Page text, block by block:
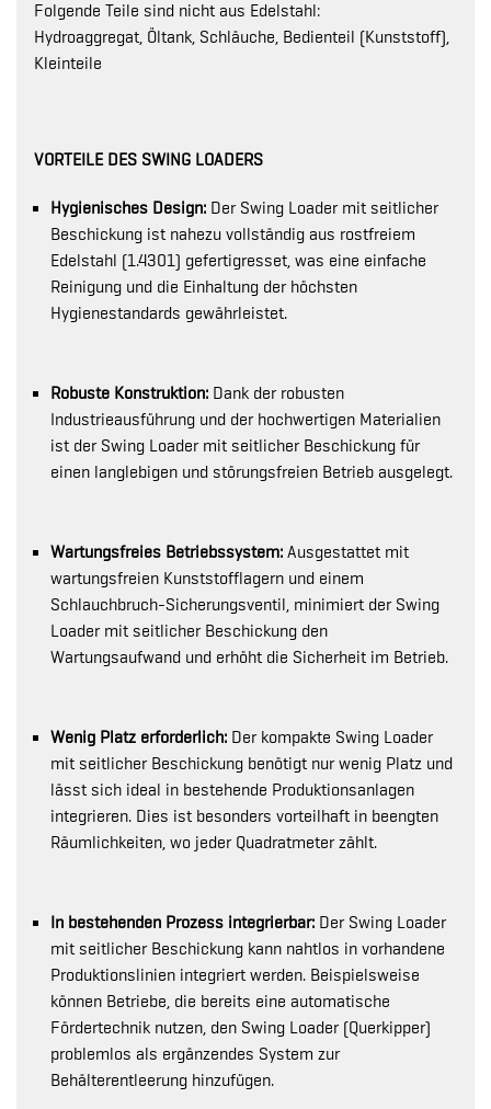
Folgende Teile sind nicht aus Edelstahl:
Hydroaggregat, Öltank, Schläuche, Bedienteil (Kunststoff),
Kleinteile
VORTEILE DES SWING LOADERS
Hygienisches Design: Der Swing Loader mit seitlicher
Beschickung ist nahezu vollständig aus rostfreiem
Edelstahl (1.4301) gefertigresset, was eine einfache
Reinigung und die Einhaltung der höchsten
Hygienestandards gewährleistet.
Robuste Konstruktion: Dank der robusten
Industrieausführung und der hochwertigen Materialien
ist der Swing Loader mit seitlicher Beschickung für
einen langlebigen und störungsfreien Betrieb ausgelegt.
Wartungsfreies Betriebssystem: Ausgestattet mit
wartungsfreien Kunststofflagern und einem
Schlauchbruch-Sicherungsventil, minimiert der Swing
Loader mit seitlicher Beschickung den
Wartungsaufwand und erhöht die Sicherheit im Betrieb.
Wenig Platz erforderlich: Der kompakte Swing Loader
mit seitlicher Beschickung benötigt nur wenig Platz und
lässt sich ideal in bestehende Produktionsanlagen
integrieren. Dies ist besonders vorteilhaft in beengten
Räumlichkeiten, wo jeder Quadratmeter zählt.
In bestehenden Prozess integrierbar: Der Swing Loader
mit seitlicher Beschickung kann nahtlos in vorhandene
Produktionslinien integriert werden. Beispielsweise
können Betriebe, die bereits eine automatische
Fördertechnik nutzen, den Swing Loader (Querkipper)
problemlos als ergänzendes System zur
Behälterentleerung hinzufügen.